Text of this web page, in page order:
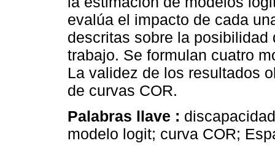
evalúa el impacto de cada
descritas sobre la
trabajo. Se formulan cuatro
La validez de los resultados
de curvas COR.
Palabras llave :
modelo logit; curva COR;